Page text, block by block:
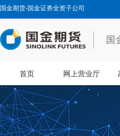
国金期货-国金证券全资子公司
首页 网上营业厅